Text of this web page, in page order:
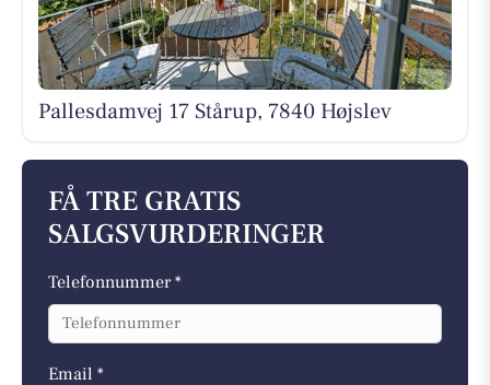
Pallesdamvej 17 Stårup, 7840 Højslev
FÅ TRE GRATIS
SALGSVURDERINGER
Telefonnummer *
Email *